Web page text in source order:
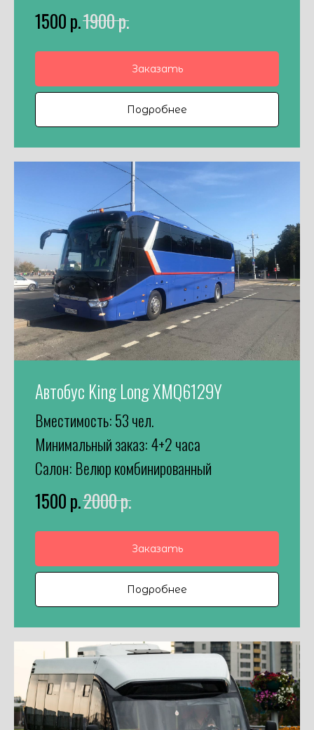
1500р.1900р.
Заказать
Подробнее
Автобус King Long XMQ6129Y
Вместимость: 53 чел.
Минимальный заказ: 4+2 часа
Салон: Велюр комбинированный
1500р.2000р.
Заказать
Подробнее